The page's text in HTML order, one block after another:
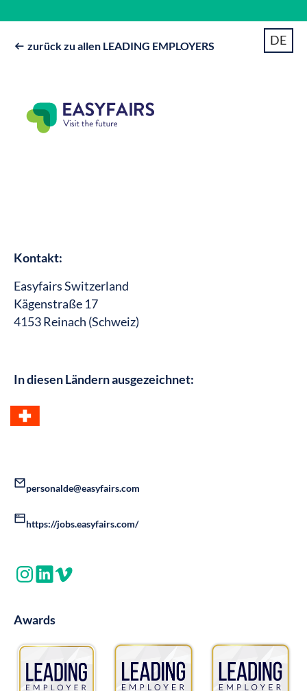
 zurück zu allen LEADING EMPLOYERS DE
Kontakt:
Easyfairs Switzerland
Kägenstraße 17
4153 Reinach (Schweiz)
In diesen Ländern ausgezeichnet:
personalde@easyfairs.com
https://jobs.easyfairs.com/
Awards